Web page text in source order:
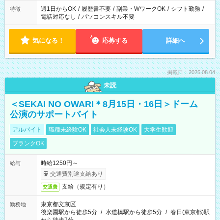
特徴 週1日からOK / 履歴書不要 / 副業・WワークOK / シフト勤務 /
電話対応なし / パソコンスキル不要
気になる！ 応募する 詳細へ
掲載日：2026.08.04
未読
＜SEKAI NO OWARI＊8月15日・16日＞ドーム
公演のサポートバイト
アルバイト 職種未経験OK 社会人未経験OK
大学生歓迎
ブランクOK
給与
時給1250円～
交通費別途支給あり
交通費 支給（規定有り）
勤務地
東京都文京区
後楽園駅から徒歩5分 / 水道橋駅から徒歩5分 / 春日(東京都)駅